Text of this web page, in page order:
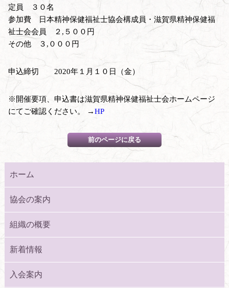
定員 ３０名
参加費 日本精神保健福祉士協会構成員・滋賀県精神保健福
祉士会会員 ２,５００円
その他 ３,０００円
申込締切 2020年１月１０日（金）
※開催要項、申込書は滋賀県精神保健福祉士会ホームページ
にてご確認ください。 →HP
ホーム
協会の案内
組織の概要
新着情報
入会案内